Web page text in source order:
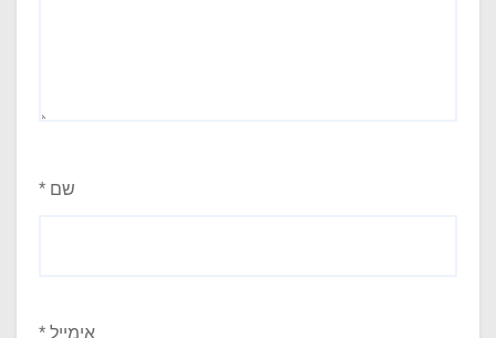
שם *
אימייל *